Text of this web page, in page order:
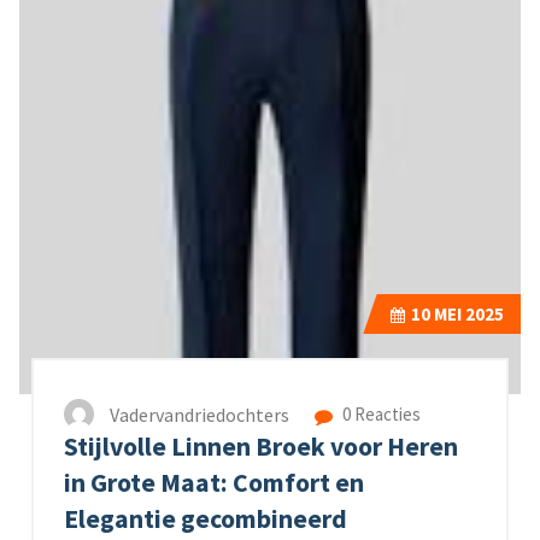
10 MEI 2025
Vadervandriedochters 0 Reacties
Stijlvolle Linnen Broek voor Heren
in Grote Maat: Comfort en
Elegantie gecombineerd